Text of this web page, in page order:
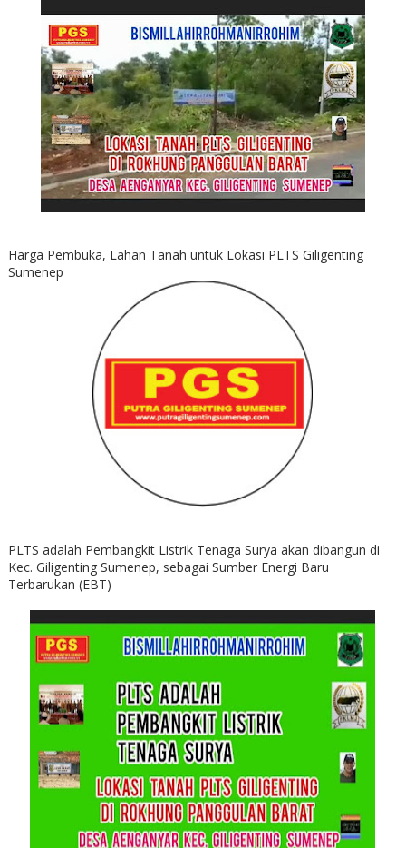
Harga Pembuka, Lahan Tanah untuk Lokasi PLTS Giligenting
Sumenep
PLTS adalah Pembangkit Listrik Tenaga Surya akan dibangun di
Kec. Giligenting Sumenep, sebagai Sumber Energi Baru
Terbarukan (EBT)